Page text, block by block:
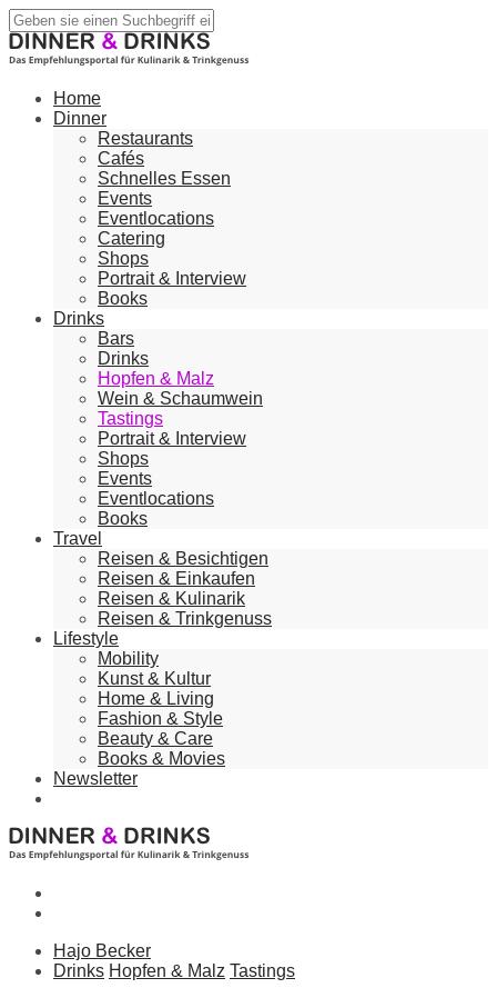
Home
Dinner
Restaurants
Cafés
Schnelles Essen
Events
Eventlocations
Catering
Shops
Portrait & Interview
Books
Drinks
Bars
Drinks
Hopfen & Malz
Wein & Schaumwein
Tastings
Portrait & Interview
Shops
Events
Eventlocations
Books
Travel
Reisen & Besichtigen
Reisen & Einkaufen
Reisen & Kulinarik
Reisen & Trinkgenuss
Lifestyle
Mobility
Kunst & Kultur
Home & Living
Fashion & Style
Beauty & Care
Books & Movies
Newsletter
Hajo Becker
Drinks Hopfen & Malz Tastings